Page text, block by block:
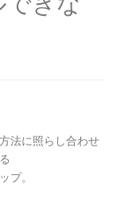
法に照らし合わせ
プ。